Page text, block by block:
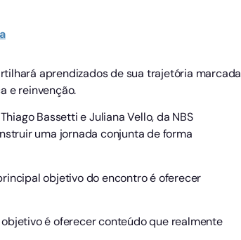
aprendizados de sua trajetória marcada
e reinvenção.
Bassetti e Juliana Vello, da NBS
uma jornada conjunta de forma
objetivo do encontro é oferecer
é oferecer conteúdo que realmente